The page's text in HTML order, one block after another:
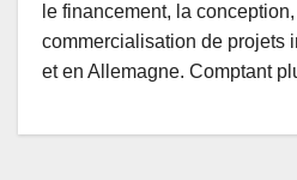
le financement, la
commercialisation de projets
et en Allemagne. Comptant